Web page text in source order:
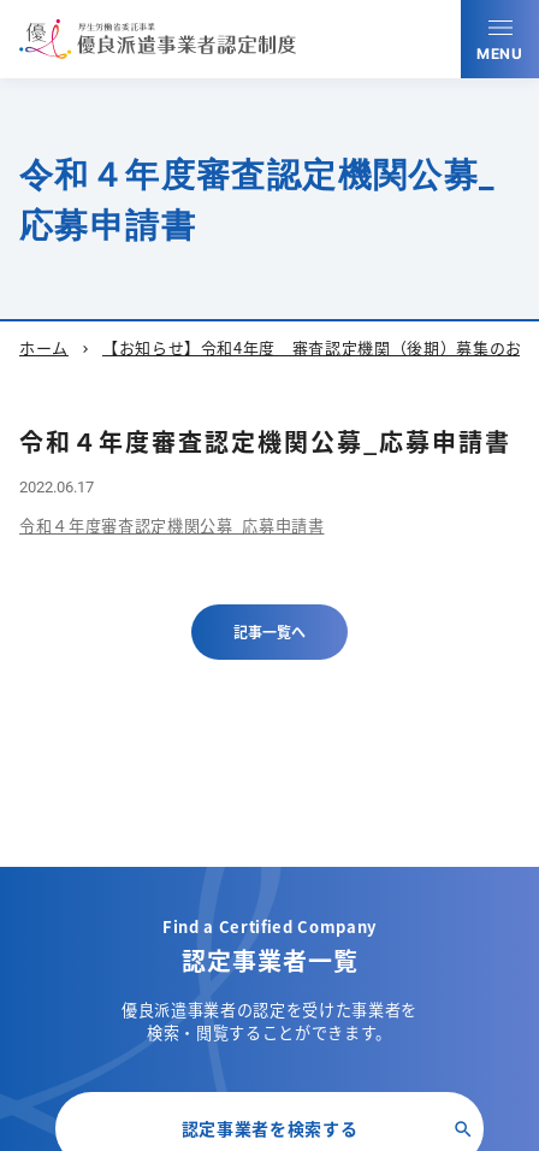
MENU
令和４年度審査認定機関公募_
応募申請書
ホーム chevron_right 【お知らせ】令和4年度 審査認定機関（後期）募集のお
令和４年度審査認定機関公募_応募申請書
2022.06.17
令和４年度審査認定機関公募_応募申請書
記事一覧へ
Find a Certified Company
認定事業者一覧
優良派遣事業者の認定を受けた事業者を
検索・閲覧することができます。
認定事業者を検索する